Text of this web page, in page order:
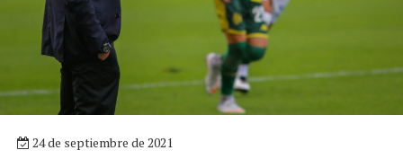
24 de septiembre de 2021